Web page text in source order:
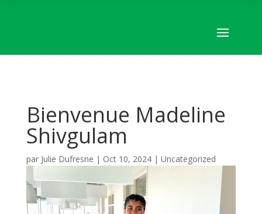
Bienvenue Madeline
Shivgulam
par Julie Dufresne | Oct 10, 2024| Uncategorized